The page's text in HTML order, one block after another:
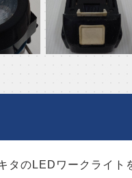
タのLEDワークライト